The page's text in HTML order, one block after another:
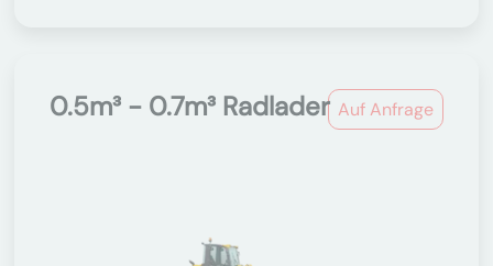
Auf Anfrage
0.5m³ - 0.7m³ Radlader